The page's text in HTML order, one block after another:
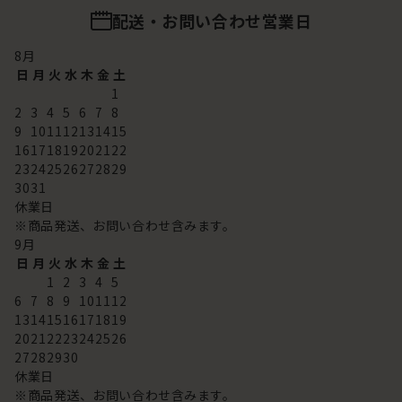
配送・お問い合わせ営業日
8 月
日 月 火 水 木 金 土
1
2 3 4 5 6 7 8
9
10 11 12 13 14 15
16 17 18 192021 22
23242526272829
3031
休業日
※商品発送、お問い合わせ含みます。
9 月
日 月 火 水 木 金 土
1
2 3 4 5
6 7 8 9 10 11 12
13 14 15 16 17 18 19
2021 2223242526
27282930
休業日
※商品発送、お問い合わせ含みます。